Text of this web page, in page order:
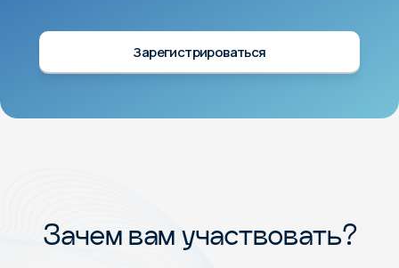
Зарегистрироваться
Зачем вам участвовать?